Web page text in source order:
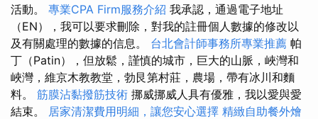
活動。 專業CPA Firm服務介紹 我承認，通過電子地址
（EN），我可以要求刪除，對我的註冊個人數據的修改以
及有關處理的數據的信息。 台北會計師事務所專業推薦 帕
丁（Patin），但放鬆，謹慎的城市，巨大的山脈，峽灣和
峽灣，維京木教教堂，勃艮第村莊，農場，帶有冰川和麵
料。 筋膜沾黏撥筋技術 挪威挪威人具有優雅，我以愛與愛
結束。 居家清潔費用明細，讓您安心選擇 精緻自助餐外燴